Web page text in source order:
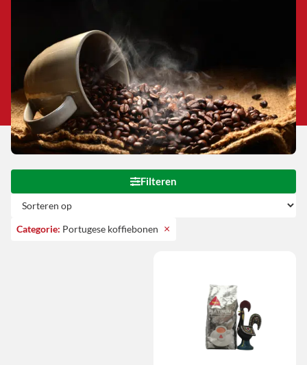
Filteren
Categorie: Portugese koffiebonen ×